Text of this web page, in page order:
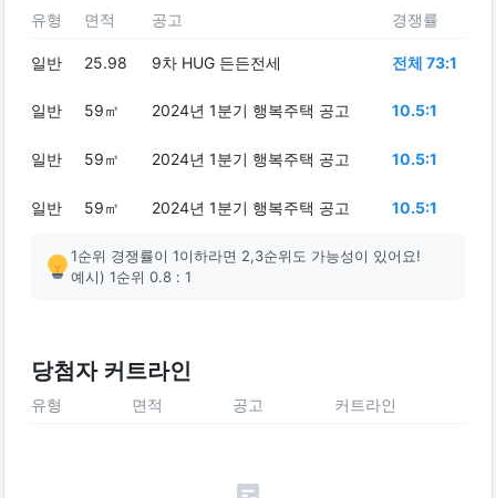
유형 면적 공고 경쟁률
일반 25.98 9차 HUG 든든전세 전체 73:1
일반 59㎡ 2024년 1분기 행복주택 공고 10.5:1
일반 59㎡ 2024년 1분기 행복주택 공고 10.5:1
일반 59㎡ 2024년 1분기 행복주택 공고 10.5:1
1순위 경쟁률이 1이하라면 2,3순위도 가능성이 있어요!
예시) 1순위 0.8 : 1
당첨자 커트라인
유형 면적 공고 커트라인